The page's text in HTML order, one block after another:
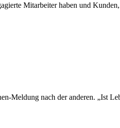
Mitarbeiter haben und
Meldung nach der anderen. „Ist